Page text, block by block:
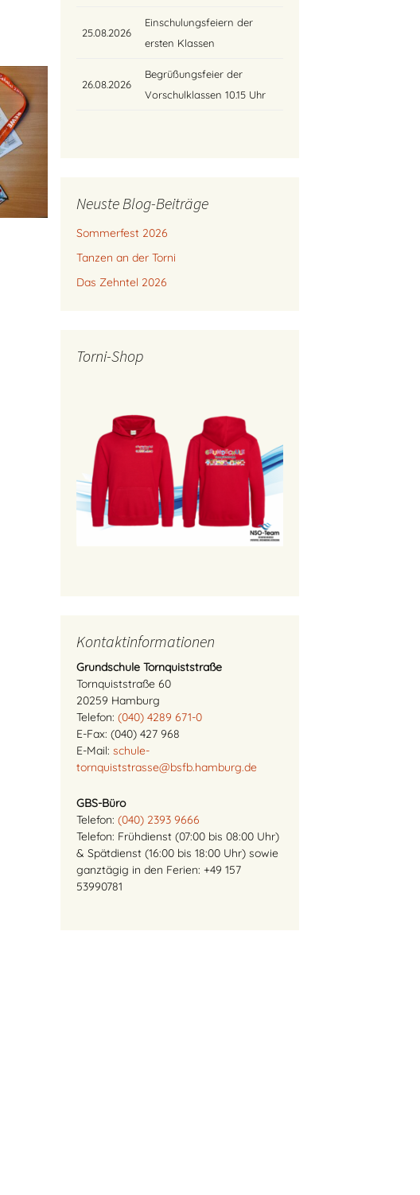
25.08.2026
Einschulungsfeiern der
ersten Klassen
26.08.2026
Begrüßungsfeier der
Vorschulklassen 10.15 Uhr
Neuste Blog-Beiträge
Sommerfest 2026
Tanzen an der Torni
Das Zehntel 2026
Torni-Shop
Kontaktinformationen
Grundschule Tornquiststraße
Tornquiststraße 60
20259 Hamburg
Telefon: (040) 4289 671-0
E-Fax: (040) 427 968
E-Mail: schule-
tornquiststrasse@bsfb.hamburg.de
GBS-Büro
Telefon: (040) 2393 9666
Telefon: Frühdienst (07:00 bis 08:00 Uhr)
& Spätdienst (16:00 bis 18:00 Uhr) sowie
ganztägig in den Ferien: +49 157
53990781